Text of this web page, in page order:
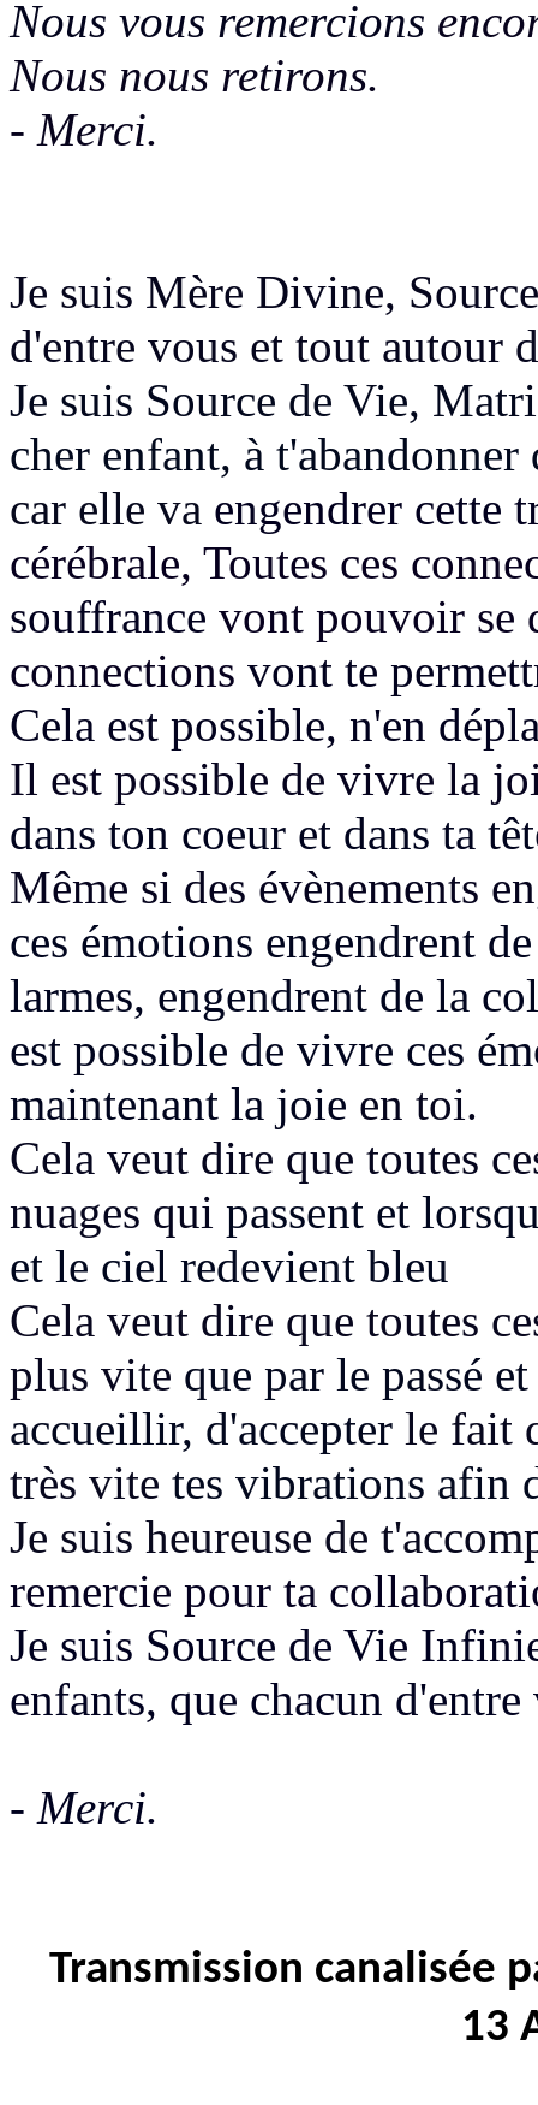
Nous vous remercions
Nous nous retirons.
- Merci.
Je suis Mère Divine,
d'entre vous et tout autour
Je suis Source de Vie,
cher enfant, à t'abandonner
car elle va engendrer cette
cérébrale, Toutes ces
souffrance vont pouvoir se
connections vont te
Cela est possible, n'en
Il est possible de vivre la
dans ton coeur et dans ta
Même si des évènements
ces émotions engendrent
larmes, engendrent de la
est possible de vivre ces
maintenant la joie en toi.
Cela veut dire que toutes
nuages qui passent et
et le ciel redevient bleu
Cela veut dire que toutes
plus vite que par le passé
accueillir, d'accepter le fait
très vite tes vibrations afin
Je suis heureuse de
remercie pour ta
Je suis Source de Vie
enfants, que chacun
- Merci.
Transmission canalisée
13